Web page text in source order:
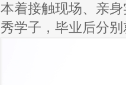
本着接触现场、亲
秀学子，毕业后分